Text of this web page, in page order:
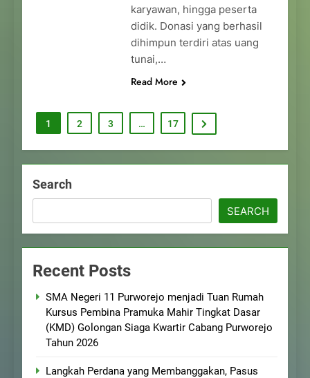
karyawan, hingga peserta
didik. Donasi yang berhasil
dihimpun terdiri atas uang
tunai,…
Read More
1 2 3 … 17
Search
SEARCH
Recent Posts
SMA Negeri 11 Purworejo menjadi Tuan Rumah
Kursus Pembina Pramuka Mahir Tingkat Dasar
(KMD) Golongan Siaga Kwartir Cabang Purworejo
Tahun 2026
Langkah Perdana yang Membanggakan, Pasus